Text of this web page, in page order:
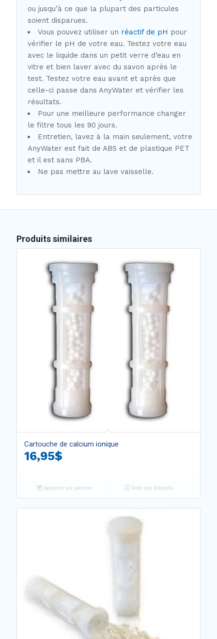
ou jusqu’à ce que la plupart des particules
soient disparues.
Vous pouvez utiliser un réactif de pH pour
vérifier le pH de votre eau. Testez votre eau
avec le liquide dans un petit verre d’eau en
vitre et bien laver avec du savon après le
test. Testez votre eau avant et après que
celle-ci passe dans AnyWater et vérifier les
résultats.
Pour une meilleure performance changer
le filtre tous les 90 jours.
Entretien, lavez à la main seulement, votre
AnyWater est fait de ABS et de plastique PET
et il est sans PBA.
Ne pas mettre au lave vaisselle.
Produits similaires
Cartouche de calcium ionique
16,95$
Ajouter au panier Voir les détails